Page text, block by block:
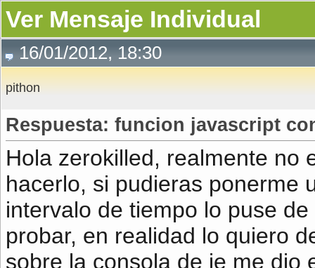
Ver Mensaje Individual
16/01/2012, 18:30
pithon
Respuesta: funcion javascript
Hola zerokilled, realmente no
hacerlo, si pudieras ponerme
intervalo de tiempo lo puse
probar, en realidad lo quiero
sobre la consola de ie me dio